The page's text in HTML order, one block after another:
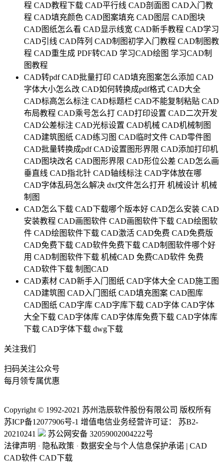
程 CAD教程下载 CAD平行线 CAD剖面图 CAD入门教
程 CAD填充颜色 CAD图案填充 CAD图层 CAD图块
CAD图纸怎么看 CAD显示线宽 CAD新手教程 CAD学习
CAD引线 CAD阵列 CAD制图初学入门教程 CAD制图教
程 CAD重生成 PDF转CAD 学习CAD绘图 学习CAD制
图教程
CAD转pdf CAD批量打印 CAD填充图案怎么添加 CAD
字体大小怎么改 CAD如何转换成pdf格式 CAD大全
CAD标高怎么标注 CAD标题栏 CAD不能复制粘贴 CAD
布局教程 CAD乘号怎么打 CAD打印设置 CAD二次开发
CAD公差标注 CAD光标设置 CAD机械 CAD机械制图
CAD建筑图纸 CAD练习图 CAD临时文件 CAD零件图
CAD批量转换成pdf CAD设置图形界限 CAD添加打印机
CAD图块改名 CAD图形界限 CAD形位公差 CAD怎么画
垂直线 CAD指北针 CAD轴线标注 CAD字体放在哪
CAD字体乱码怎么解决 dxf文件怎么打开 机械设计 机械
制图
CAD怎么下载 CAD下载哪个版本好 CAD怎么安装 CAD
安装教程 CAD画图软件 CAD画图软件下载 CAD绘图软
件 CAD绘图软件下载 CAD激活 CAD免费 CAD免费版
CAD免费下载 CAD软件免费下载 CAD制图软件哪个好
用 CAD制图软件下载 机械CAD 免费CAD软件 免费
CAD软件下载 制图CAD
CAD素材 CAD新手入门图纸 CAD字体大全 CAD施工图
CAD建筑图 CAD入门图纸 CAD填充图案 CAD图库
CAD图纸 CAD字库 CAD字库下载 CAD字体 CAD字体
大全下载 CAD字体库 CAD字体库免费下载 CAD字体库
下载 CAD字体下载 dwg下载
关注我们
扫码关注公众号
每月领专属优惠
Copyright © 1992-2021 苏州浩辰软件股份有限公司 版权所有
苏ICP备12077906号-1 增值电信业务经营许可证： 苏B2-
20210241
苏公网安备 32059002004222号
法律声明 · 隐私政策 · 数据安全与个人信息保护承诺 | CAD
CAD软件 CAD下载